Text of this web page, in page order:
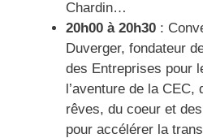
Chardin…
20h00 à 20h30 :
Duverger, fondateur
des Entreprises pour
l’aventure de la CEC,
rêves, du coeur et
pour accélérer la